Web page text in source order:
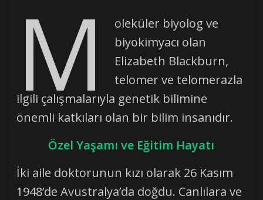
M
oleküler biyolog ve
biyokimyacı olan
Elizabeth Blackburn,
telomer ve telomerazla
ilgili çalışmalarıyla genetik bilimine
önemli katkıları olan bir bilim insanıdır.
Özel Yaşamı ve Eğitim Hayatı
İki aile doktorunun kızı olarak 26 Kasım
1948’de Avustralya’da doğdu. Canlılara ve